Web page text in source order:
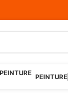
PEINTURE